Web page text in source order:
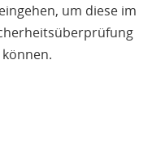
um diese im